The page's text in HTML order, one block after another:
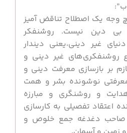
وجه یک اصطلاح تناقض آمیز
بی دین نیست. روشنفکر
غیر دینی،یعنی دیندار
روشنفکری‌های غیر دینی و
بر بازسازی معرفت دینی و
نوشونده بشر و همت
و روشنگری و مبارزه
اعتقاد تفصیلی به کارسازی
دغدغه جمع خلوص و